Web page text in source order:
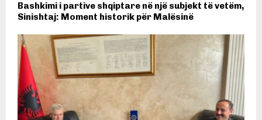
Bashkimi i partive shqiptare në një subjekt të vetëm,
Sinishtaj: Moment historik për Malësinë